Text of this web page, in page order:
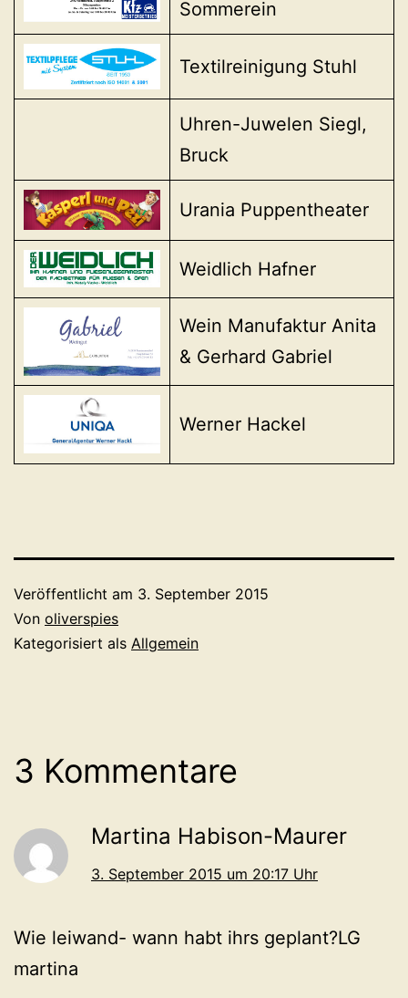
Sommerein
Textilreinigung Stuhl
Uhren-Juwelen Siegl,
Bruck
Urania Puppentheater
Weidlich Hafner
Wein Manufaktur Anita
& Gerhard Gabriel
Werner Hackel
Veröffentlicht am 3. September 2015
Von oliverspies
Kategorisiert als Allgemein
3 Kommentare
Martina Habison-Maurer
3. September 2015 um 20:17 Uhr
Wie leiwand- wann habt ihrs geplant?LG
martina